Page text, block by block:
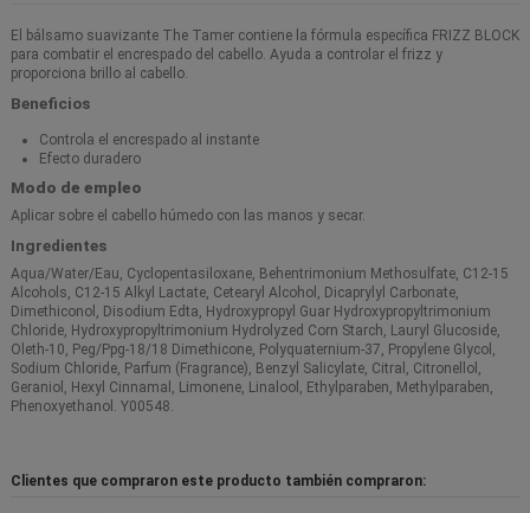
El bálsamo suavizante The Tamer contiene la fórmula específica FRIZZ BLOCK
para combatir el encrespado del cabello. Ayuda a controlar el frizz y
proporciona brillo al cabello.
Beneficios
Controla el encrespado al instante
Efecto duradero
Modo de empleo
Aplicar sobre el cabello húmedo con las manos y secar.
Ingredientes
Aqua/Water/Eau, Cyclopentasiloxane, Behentrimonium Methosulfate, C12-15
Alcohols, C12-15 Alkyl Lactate, Cetearyl Alcohol, Dicaprylyl Carbonate,
Dimethiconol, Disodium Edta, Hydroxypropyl Guar Hydroxypropyltrimonium
Chloride, Hydroxypropyltrimonium Hydrolyzed Corn Starch, Lauryl Glucoside,
Oleth-10, Peg/Ppg-18/18 Dimethicone, Polyquaternium-37, Propylene Glycol,
Sodium Chloride, Parfum (Fragrance), Benzyl Salicylate, Citral, Citronellol,
Geraniol, Hexyl Cinnamal, Limonene, Linalool, Ethylparaben, Methylparaben,
Phenoxyethanol. Y00548.
Clientes que compraron este producto también compraron: